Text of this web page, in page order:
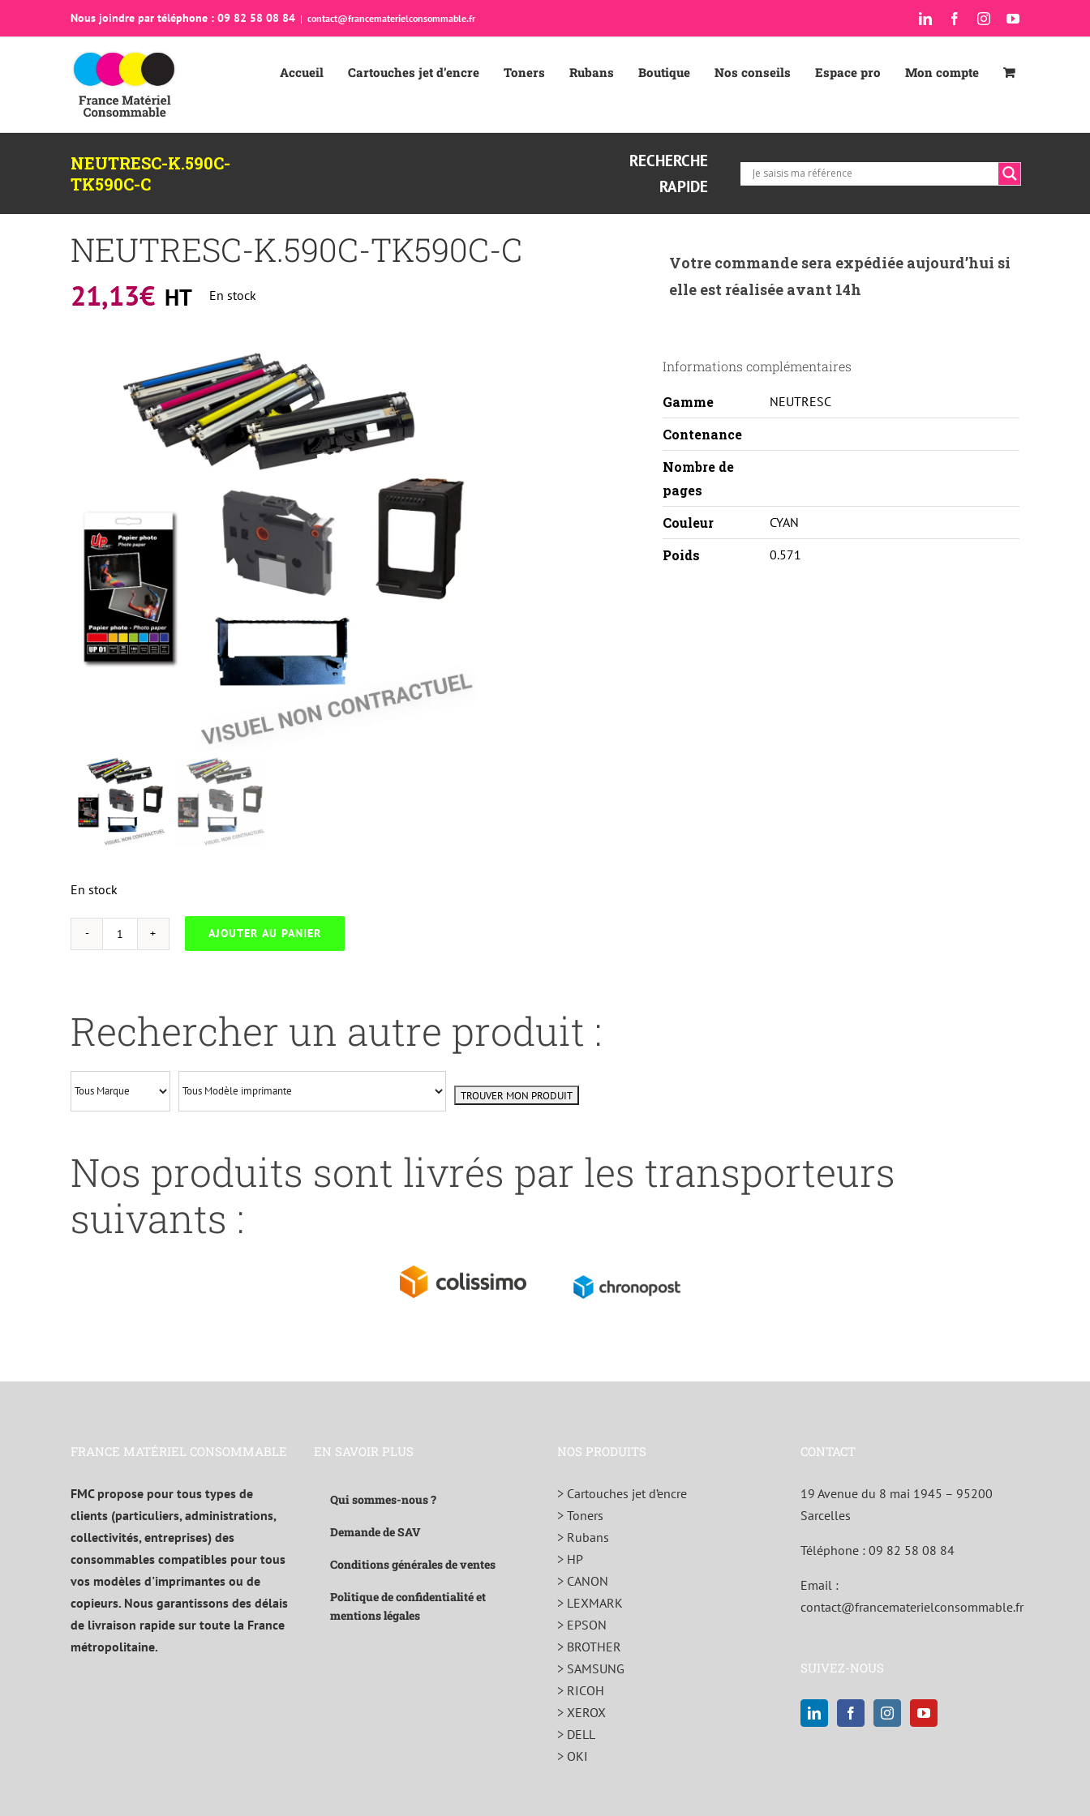
Nous joindre par téléphone : 09 82 58 08 84 | contact@francematerielconsommable.fr LinkedInFacebookInstagramYouTube
Accueil Cartouches jet d’encre Toners Rubans Boutique Nos conseils Espace pro Mon compte
NEUTRESC-K.590C-
TK590C-C
RECHERCHE
RAPIDE
NEUTRESC-K.590C-TK590C-C
21,13€ HT En stock
En stock
quantité
TK590C-
AJOUTER AU PANIER
Votre commande sera expédiée aujourd’hui si
elle est réalisée avant 14h
Informations complémentaires
Gamme NEUTRESC
Contenance
Nombre de
pages
Couleur
CYAN
Poids 0.571
Rechercher un autre produit :
Nos produits sont livrés par les transporteurs
suivants :
FRANCE MATÉRIEL CONSOMMABLE
FMC propose pour tous types de
clients (particuliers, administrations,
collectivités, entreprises) des
consommables compatibles pour tous
vos modèles d'imprimantes ou de
copieurs. Nous garantissons des délais
de livraison rapide sur toute la France
métropolitaine.
EN SAVOIR PLUS
Qui sommes-nous ?
Demande de SAV
Conditions générales de ventes
Politique de confidentialité et
mentions légales
NOS PRODUITS
> Cartouches jet d’encre
> Toners
> Rubans
> HP
> CANON
> LEXMARK
> EPSON
> BROTHER
> SAMSUNG
> RICOH
> XEROX
> DELL
> OKI
CONTACT
19 Avenue du 8 mai 1945 – 95200
Sarcelles
Téléphone : 09 82 58 08 84
Email :
contact@francematerielconsommable.fr
SUIVEZ-NOUS